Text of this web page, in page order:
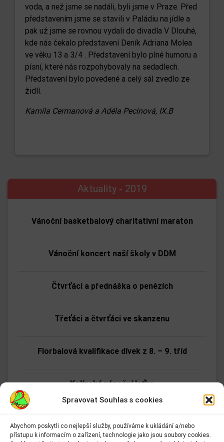
Spravovat Souhlas s cookies
Abychom poskytli co nejlepší služby, používáme k ukládání a/nebo
přístupu k informacím o zařízení, technologie jako jsou soubory cookies.
voda, a než jsme se nadáli, byli jsme v Praze. Před
představením jsme se stavili v Paládiu na jídle a
pak už jsme se rovnou vydali do divadla V Dlouhé,
kde nás čekalo představení Deník Adriana Molea
ve věku 13 a 3/4 . Představení bylo plné humoru a
písní, které nás rozpohybovaly na sedadlech.
Představení bylo povedené a celý sál zvedlo ze
židlí.
Kamila Cermanová a Adéla Pecinová, IX.B
Aktuality - 2019
Vánoční basketbalový charitativní maraton
Vánoční koncert naší školy v DDM
Čtvrťáci a přednáška o penězích
Třeťáci a čtvrťáci ve skanzenu
Florbalová kvalifikace dívek z 8. – 9. tříd
Kolínská vánoční laťka
Adresa: